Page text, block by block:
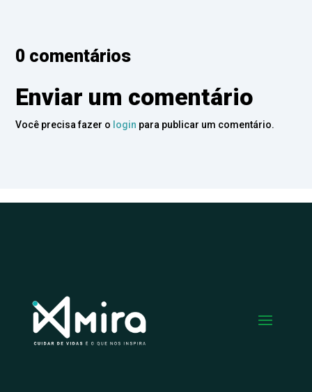
0 comentários
Enviar um comentário
Você precisa fazer o login para publicar um comentário.